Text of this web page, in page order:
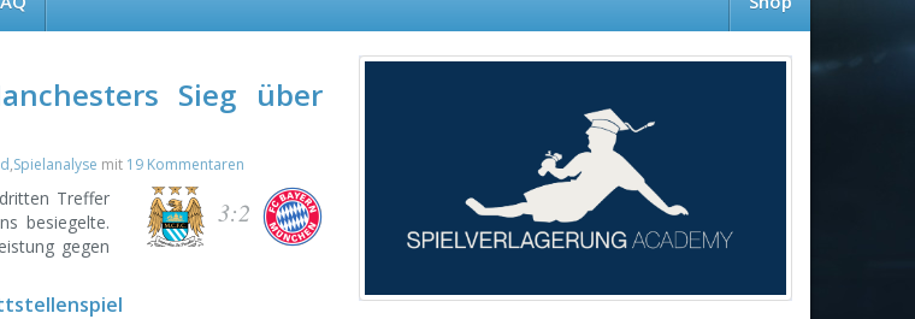
Sieg über
,Spielanalyse mit 19 Kommentaren
3:2
Treffer
besiegelte.
gegen